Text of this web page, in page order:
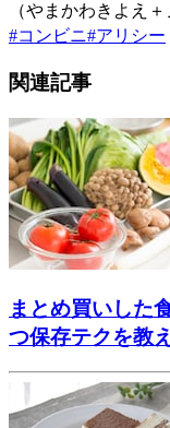
（やまかわきよえ＋
#コンビニ#アリシー
関連記事
まとめ買いした
つ保存テクを教